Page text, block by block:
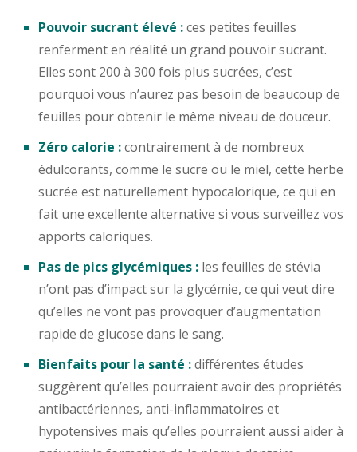
Pouvoir sucrant élevé :ces petites feuilles
renferment en réalité un grand pouvoir sucrant.
Elles sont 200 à 300 fois plus sucrées, c’est
pourquoi vous n’aurez pas besoin de beaucoup de
feuilles pour obtenir le même niveau de douceur.
Zéro calorie :contrairement à de nombreux
édulcorants, comme le sucre ou le miel, cette herbe
sucrée est naturellement hypocalorique, ce qui en
fait une excellente alternative si vous surveillez vos
apports caloriques.
Pas de pics glycémiques : les feuilles de stévia
n’ont pas d’impact sur la glycémie, ce qui veut dire
qu’elles ne vont pas provoquer d’augmentation
rapide de glucose dans le sang.
Bienfaits pour la santé :différentes études
suggèrent qu’elles pourraient avoir des propriétés
antibactériennes, anti-inflammatoires et
hypotensives mais qu’elles pourraient aussi aider à